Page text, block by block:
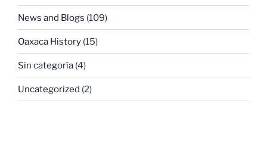
News and Blogs (109)
Oaxaca History (15)
Sin categoría (4)
Uncategorized (2)